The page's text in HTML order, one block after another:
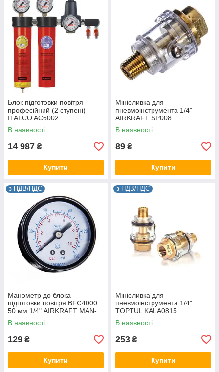
Блок підготовки повітря
професійний (2 ступені)
ITALCO AC6002
В наявності
14 987 ₴
Купити
Мініоливка для
пневмоінструмента 1/4"
AIRKRAFT SP008
В наявності
89 ₴
Купити
з ПДВ/НДС
Манометр до блока
підготовки повітря BFC4000
50 мм 1/4" AIRKRAFT MAN-
BFC4000G
В наявності
129 ₴
Купити
з ПДВ/НДС
Мініоливка для
пневмоінструмента 1/4"
TOPTUL KALA0815
В наявності
253 ₴
Купити